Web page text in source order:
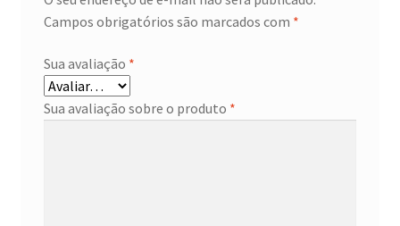
Campos obrigatórios são marcados com *
Sua avaliação *
Sua avaliação sobre o produto *